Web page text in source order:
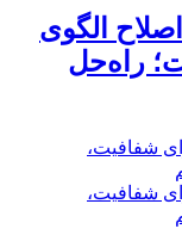
الگوی
راه‌حل